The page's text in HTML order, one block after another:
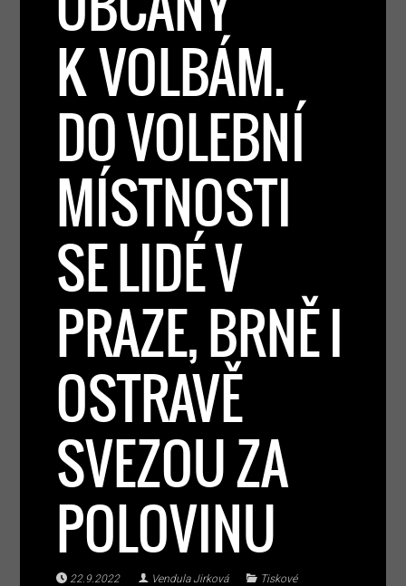
K VOLBÁM.
DO VOLEBNÍ
MÍSTNOSTI
SE LIDÉ V
PRAZE, BRNĚ I
OSTRAVĚ
SVEZOU ZA
POLOVINU
22.9.2022 Vendula Jirková
Tiskové